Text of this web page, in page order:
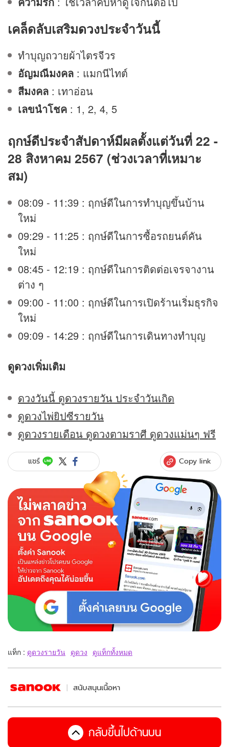
เคล็ดลับเสริมดวงประจำวันนี้
ทำบุญถวายผ้าไตรจีวร
อัญมณีมงคล : แมกนีไทต์
สีมงคล : เทาอ่อน
เลขนำโชค : 1, 2, 4, 5
ฤกษ์ดีประจำสัปดาห์มีผลตั้งแต่วันที่ 22 -
28 สิงหาคม 2567 (ช่วงเวลาที่เหมาะ
สม)
08:09 - 11:39 : ฤกษ์ดีในการทำบุญขึ้นบ้าน
ใหม่
09:29 - 11:25 : ฤกษ์ดีในการซื้อรถยนต์คัน
ใหม่
08:45 - 12:19 : ฤกษ์ดีในการติดต่อเจรจางาน
ต่าง ๆ
09:00 - 11:00 : ฤกษ์ดีในการเปิดร้านเริ่มธุรกิจ
ใหม่
09:09 - 14:29 : ฤกษ์ดีในการเดินทางทำบุญ
ดูดวงเพิ่มเติม
ดวงวันนี้ ดูดวงรายวัน ประจำวันเกิด
ดูดวงไพ่ยิปซีรายวัน
ดูดวงรายเดือน ดูดวงตามราศี ดูดวงแม่นๆ ฟรี
แชร์ Copy link
แท็ก : ดูดวงรายวัน ดูดวง ดูแท็กทั้งหมด
สนับสนุนเนื้อหา
กลับขึ้นไปด้านบน